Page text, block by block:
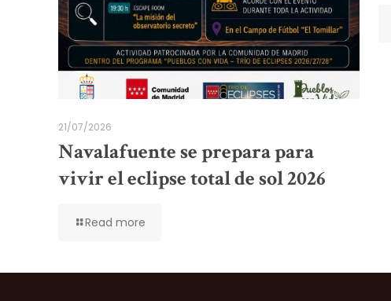
21/07/2026
Navalafuente se prepara para
vivir el eclipse total de sol 2026
Read more